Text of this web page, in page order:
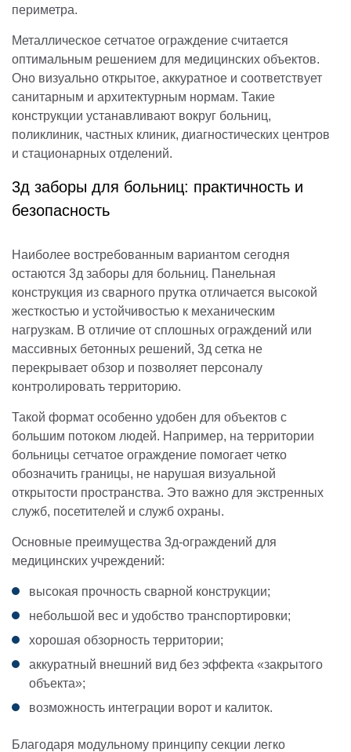
периметра.
Металлическое сетчатое ограждение считается
оптимальным решением для медицинских объектов.
Оно визуально открытое, аккуратное и соответствует
санитарным и архитектурным нормам. Такие
конструкции устанавливают вокруг больниц,
поликлиник, частных клиник, диагностических центров
и стационарных отделений.
3д заборы для больниц: практичность и
безопасность
Наиболее востребованным вариантом сегодня
остаются 3д заборы для больниц. Панельная
конструкция из сварного прутка отличается высокой
жесткостью и устойчивостью к механическим
нагрузкам. В отличие от сплошных ограждений или
массивных бетонных решений, 3д сетка не
перекрывает обзор и позволяет персоналу
контролировать территорию.
Такой формат особенно удобен для объектов с
большим потоком людей. Например, на территории
больницы сетчатое ограждение помогает четко
обозначить границы, не нарушая визуальной
открытости пространства. Это важно для экстренных
служб, посетителей и служб охраны.
Основные преимущества 3д-ограждений для
медицинских учреждений:
высокая прочность сварной конструкции;
небольшой вес и удобство транспортировки;
хорошая обзорность территории;
аккуратный внешний вид без эффекта «закрытого
объекта»;
возможность интеграции ворот и калиток.
Благодаря модульному принципу секции легко